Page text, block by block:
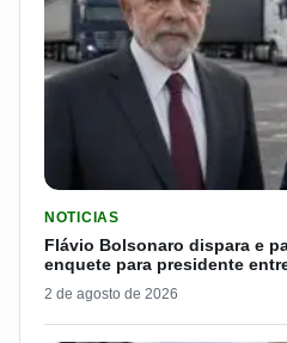
NOTICIAS
Flávio Bolsonaro dispara e
enquete para presidente
2 de agosto de 2026